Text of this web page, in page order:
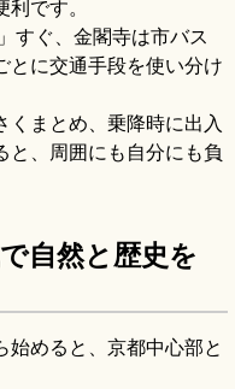
です。
すぐ、金閣寺は市バス
とに交通手段を使い分け
くまとめ、乗降時に出入
と、周囲にも自分にも負
自然と歴史を
めると、京都中心部と